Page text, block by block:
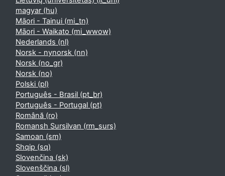
magyar ‎(hu)‎
Māori - Tainui ‎(mi_tn)‎
Māori - Waikato ‎(mi_wwow)‎
Nederlands ‎(nl)‎
Norsk - nynorsk ‎(nn)‎
Norsk ‎(no_gr)‎
Norsk ‎(no)‎
Polski ‎(pl)‎
Português - Brasil ‎(pt_br)‎
Português - Portugal ‎(pt)‎
Română ‎(ro)‎
Romansh Sursilvan ‎(rm_surs)‎
Samoan ‎(sm)‎
Shqip ‎(sq)‎
Slovenčina ‎(sk)‎
Slovenščina ‎(sl)‎